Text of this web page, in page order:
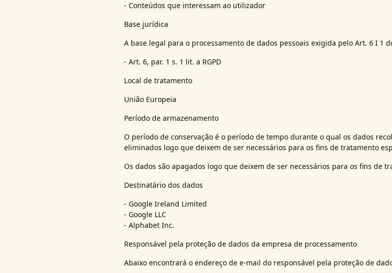
- Conteúdos que interessam ao utilizador
Base jurídica
A base legal para o processamento de dados pessoais exigida pelo Art. 6 I 1
- Art. 6, par. 1 s. 1 lit. a RGPD
Local de tratamento
União Europeia
Período de armazenamento
O período de conservação é o período de tempo durante o qual os dados
eliminados logo que deixem de ser necessários para os fins de tratamento
Os dados são apagados logo que deixem de ser necessários para os fins de
Destinatário dos dados
- Google Ireland Limited
- Google LLC
- Alphabet Inc.
Responsável pela proteção de dados da empresa de processamento
Abaixo encontrará o endereço de e-mail do responsável pela proteção de